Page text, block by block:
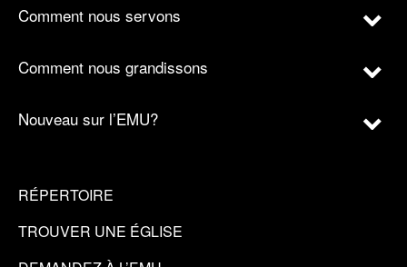
Comment nous servons
Comment nous grandissons
Nouveau sur l’EMU?
RÉPERTOIRE
TROUVER UNE ÉGLISE